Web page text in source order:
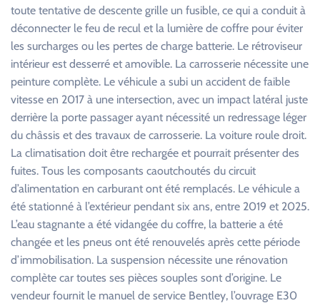
toute tentative de descente grille un fusible, ce qui a conduit à
déconnecter le feu de recul et la lumière de coffre pour éviter
les surcharges ou les pertes de charge batterie. Le rétroviseur
intérieur est desserré et amovible. La carrosserie nécessite une
peinture complète. Le véhicule a subi un accident de faible
vitesse en 2017 à une intersection, avec un impact latéral juste
derrière la porte passager ayant nécessité un redressage léger
du châssis et des travaux de carrosserie. La voiture roule droit.
La climatisation doit être rechargée et pourrait présenter des
fuites. Tous les composants caoutchoutés du circuit
d’alimentation en carburant ont été remplacés. Le véhicule a
été stationné à l’extérieur pendant six ans, entre 2019 et 2025.
L’eau stagnante a été vidangée du coffre, la batterie a été
changée et les pneus ont été renouvelés après cette période
d’immobilisation. La suspension nécessite une rénovation
complète car toutes ses pièces souples sont d’origine. Le
vendeur fournit le manuel de service Bentley, l’ouvrage E30